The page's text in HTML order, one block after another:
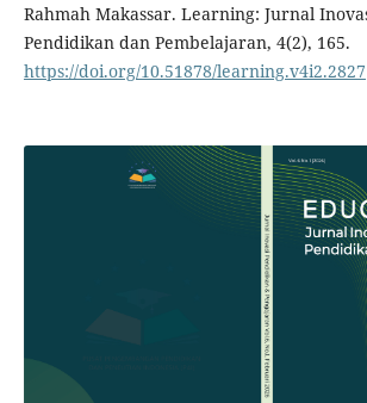
Rahmah Makassar. Learning: Jurnal
Pendidikan dan Pembelajaran, 4(2), 165.
https://doi.org/10.51878/learning.v4i2.2827